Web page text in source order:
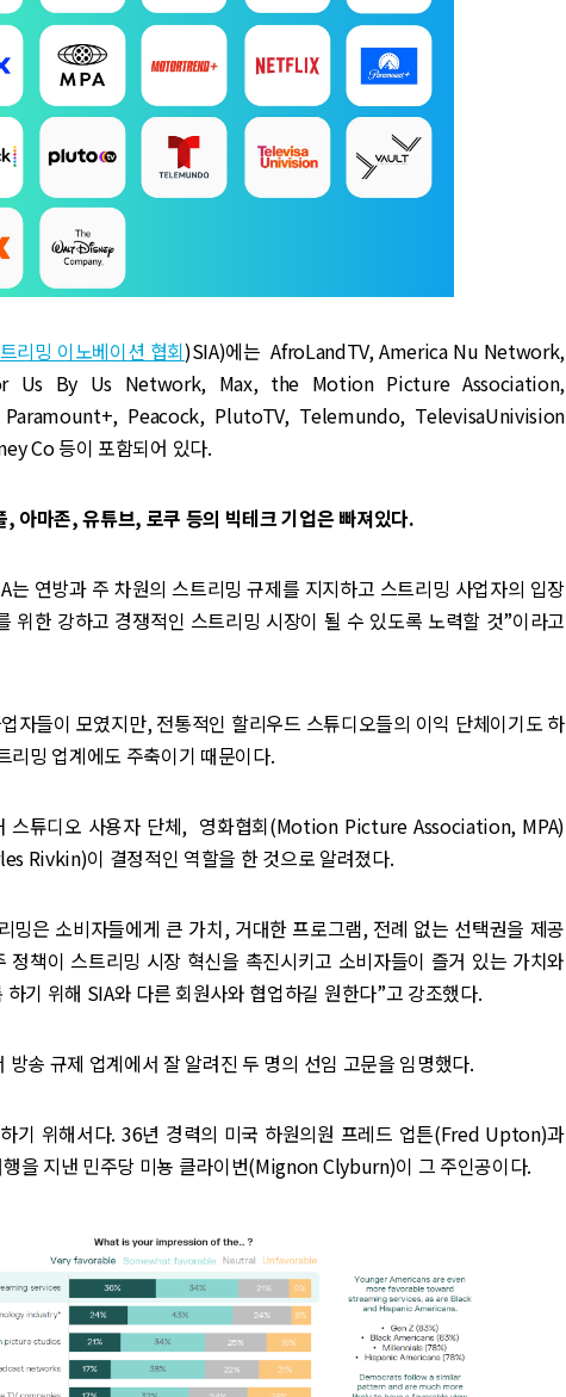
리밍 이노베이션 협회)SIA)에는 AfroLandTV, America Nu Network,
Us By Us Network, Max, the Motion Picture Association,
Peacock, PlutoTV, Telemundo, TelevisaUnivision
Co 등이 포함되어 있다.
아마존, 유튜브, 로쿠 등의 빅테크 기업은 빠져있다.
는 연방과 주 차원의 스트리밍 규제를 지지하고 스트리밍 사업자의 입장
위한 강하고 경쟁적인 스트리밍 시장이 될 수 있도록 노력할 것”이라고
자들이 모였지만, 전통적인 할리우드 스튜디오들의 이익 단체이기도 하
리밍 업계에도 주축이기 때문이다.
스튜디오 사용자 단체, 영화협회(Motion Picture Association, MPA)
Rivkin)이 결정적인 역할을 한 것으로 알려졌다.
밍은 소비자들에게 큰 가치, 거대한 프로그램, 전례 없는 선택권을 제공
정책이 스트리밍 시장 혁신을 촉진시키고 소비자들이 즐거 있는 가치와
기 위해 SIA와 다른 회원사와 협업하길 원한다”고 강조했다.
방송 규제 업계에서 잘 알려진 두 명의 선임 고문을 임명했다.
기 위해서다. 36년 경력의 미국 하원의원 프레드 업튼(Fred Upton)과
을 지낸 민주당 미뇽 클라이번(Mignon Clyburn)이 그 주인공이다.